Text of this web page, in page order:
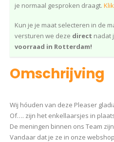
je normaal gesproken draagt.
Kun je je maat selecteren in de
versturen we deze direct nadat
voorraad in Rotterdam!
Omschrijving
Wij hóuden van deze Pleaser
Of…. zijn het enkellaarsjes in
De meningen binnen ons Team
Vandaar dat je ze in onze